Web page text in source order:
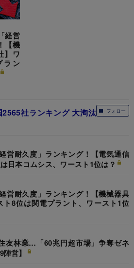
経営
【機
】ワ
ラン
フォロー
社ランキング 大淘汰
営耐久度」ランキング！【電気通信
日本コムシス、ワースト1位は？
営耐久度」ランキング！【機械器具
ト8位は関電プラント、ワースト1位
友林業…「60兆円超市場」争奪ゼネ
営】